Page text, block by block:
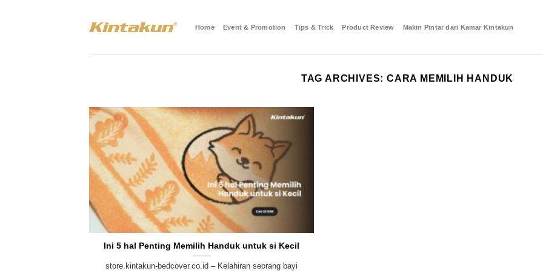
Home Event & Promotion Tips & Trick Product Review Makin Pintar dari Kamar Kintakun
TAG ARCHIVES: CARA MEMILIH HANDUK
Ini 5 hal Penting Memilih Handuk untuk si Kecil
store.kintakun-bedcover.co.id – Kelahiran seorang bayi